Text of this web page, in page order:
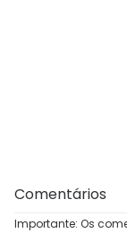
Comentários
Importante: Os